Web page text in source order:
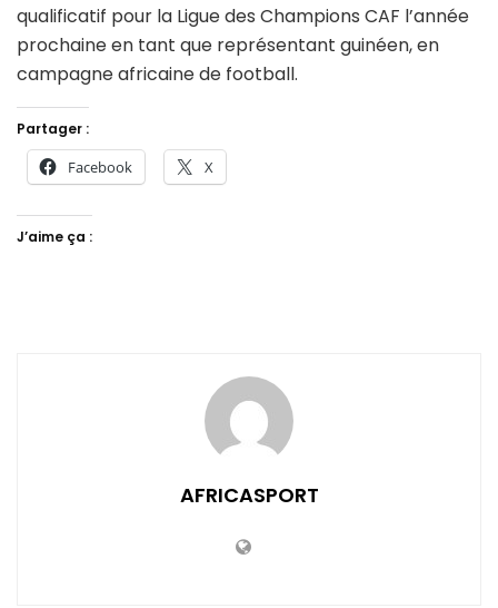
qualificatif pour la Ligue des Champions CAF l’année
prochaine en tant que représentant guinéen, en
campagne africaine de football.
Partager :
Facebook X
J’aime ça :
AFRICASPORT